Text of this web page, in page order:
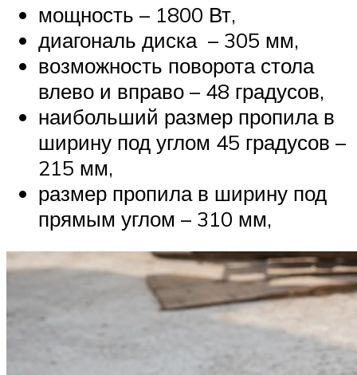
мощность – 1800 Вт,
диагональ диска – 305 мм,
возможность поворота стола
влево и вправо – 48 градусов,
наибольший размер пропила в
ширину под углом 45 градусов –
215 мм,
размер пропила в ширину под
прямым углом – 310 мм,